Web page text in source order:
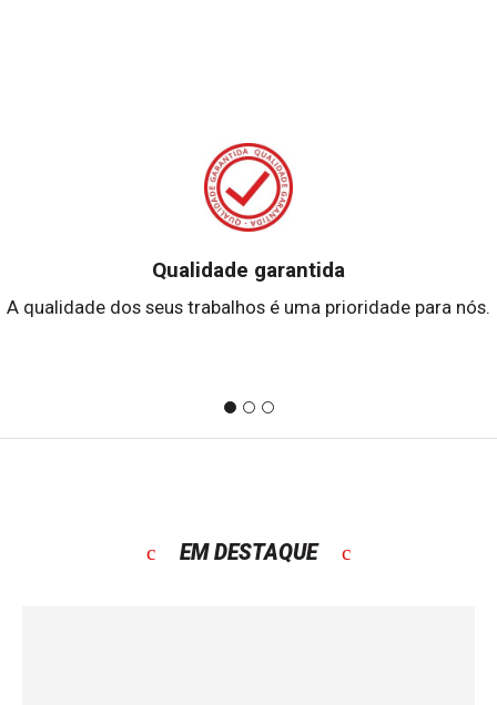
Qualidade garantida
A qualidade dos seus trabalhos é uma prioridade para nós.
EM DESTAQUE